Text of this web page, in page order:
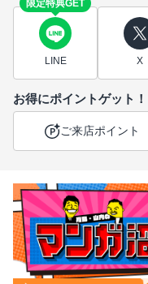
限定特典GET
LINE X
お得にポイントゲット！
ご来店ポイント